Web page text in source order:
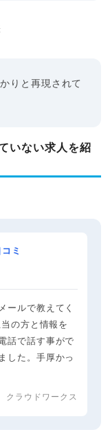
りと再現されて
いない求人を紹
ミ
ールで教えてく
の方と情報を
話で話す事がで
した。手厚かっ
クラウドワークス